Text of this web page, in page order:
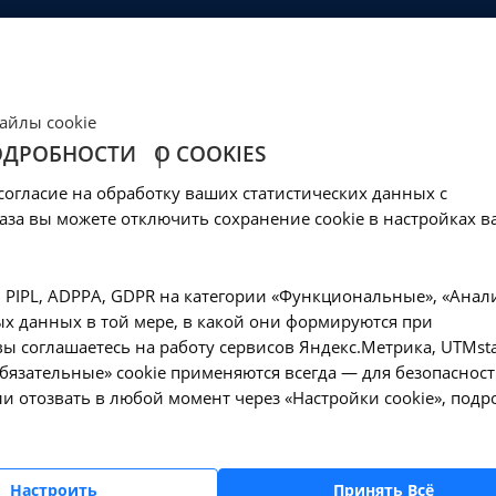
хлоридов в
исследования — Исследование уровня хлоридов в крови -
Оформите заявку на сайте, мы свяжемся с
вопросы.
Да, верно
cookie
О COOKIES
на обработку ваших статистических данных с
вы можете отключить сохранение cookie в настройках
ADPPA, GDPR на категории «Функциональные»,
данных в той мере, в какой они формируются при
на работу сервисов Яндекс.Метрика,
cookie применяются всегда — для
в любой момент через «Настройки cookie»,
Настроить Принять Всё